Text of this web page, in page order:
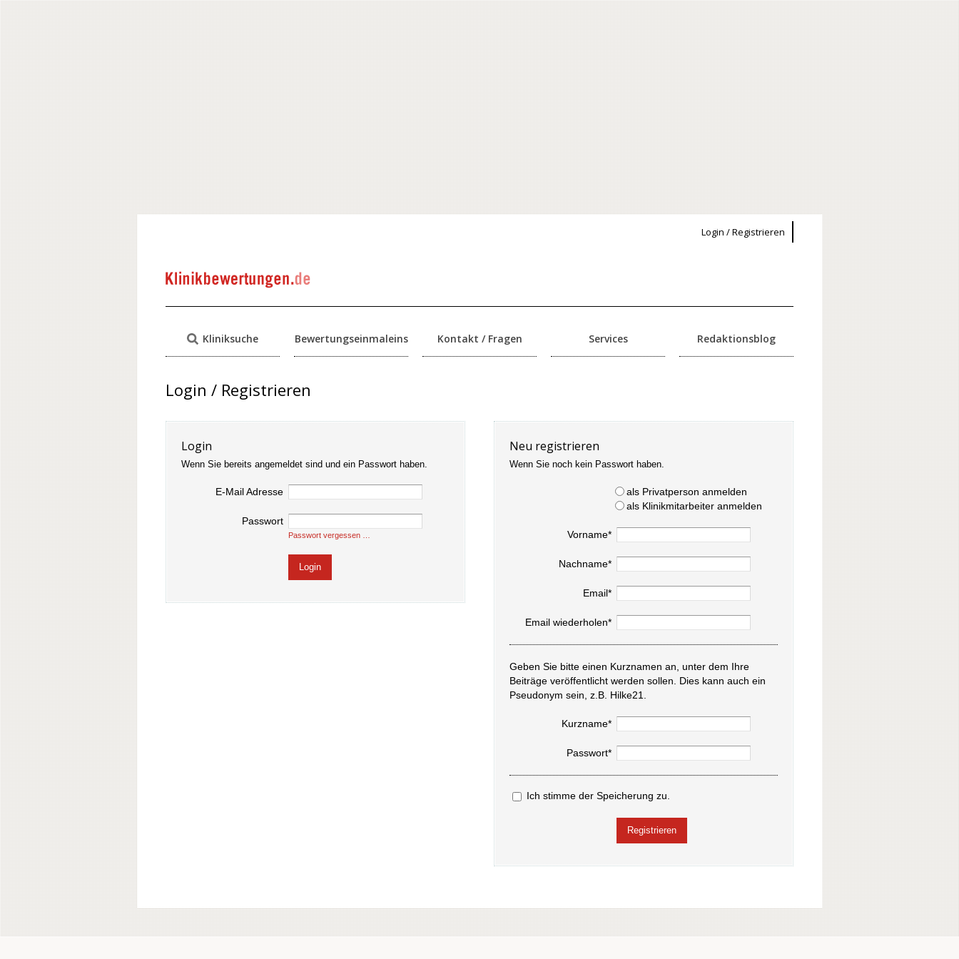
Login / Registrieren
Kliniksuche Bewertungseinmaleins Kontakt / Fragen Services Redaktionsblog
Login / Registrieren
Login
Wenn Sie bereits angemeldet sind und ein Passwort haben.
E-Mail Adresse
Passwort
Passwort vergessen …
Neu registrieren
Wenn Sie noch kein Passwort haben.
als Privatperson anmelden
als Klinikmitarbeiter anmelden
Vorname*
Nachname*
Email*
Email wiederholen*
Geben Sie bitte einen Kurznamen an, unter dem Ihre
Beiträge veröffentlicht werden sollen. Dies kann auch ein
Pseudonym sein, z.B. Hilke21.
Kurzname*
Passwort*
Ich stimme der Speicherung zu.